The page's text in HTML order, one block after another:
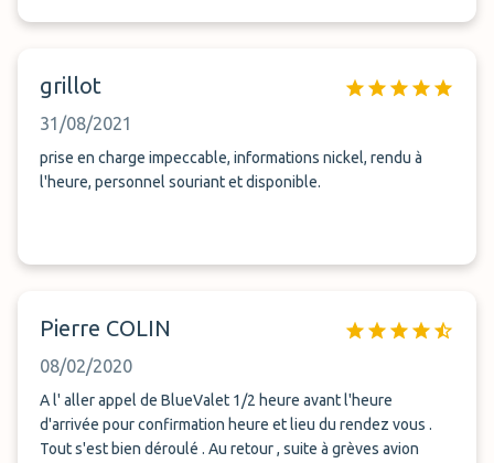
grillot
31/08/2021
prise en charge impeccable, informations nickel, rendu à
l'heure, personnel souriant et disponible.
Pierre COLIN
08/02/2020
A l' aller appel de BlueValet 1/2 heure avant l'heure
d'arrivée pour confirmation heure et lieu du rendez vous .
Tout s'est bien déroulé . Au retour , suite à grèves avion